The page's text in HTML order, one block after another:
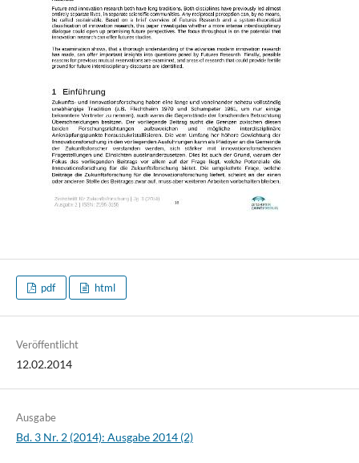
pdf html
Veröffentlicht
12.02.2014
Ausgabe
Bd. 3 Nr. 2 (2014): Ausgabe 2014 (2)